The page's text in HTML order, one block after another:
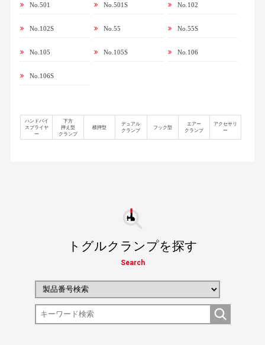
No.501 No.501S No.102
No.102S No.55 No.55S
No.105 No.105S No.106
No.106S
ハンドバイ
スプライヤ
ー
下方
押え型
クランプ
横押型
デュアル
クランプ
フック型
エアー
クランプ
アクセサリ
ー
トグルクランプを探す
Search